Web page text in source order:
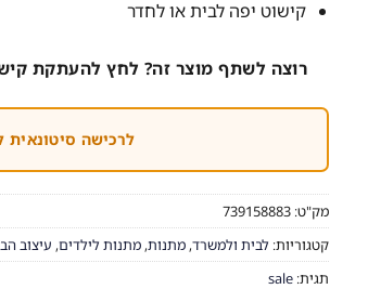
קישוט יפה לבית או לחדר
רוצה לשתף מוצר זה? לחץ להעתקת
לרכישה סיטונאית
מק"ט: 739158883
קטגוריות: לבית ולמשרד, מתנות, מתנות לילדים, עיצוב
תגית: sale